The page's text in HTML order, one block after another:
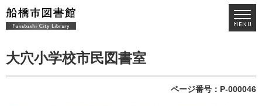
大穴小学校市民図書室
ページ番号：P-000046